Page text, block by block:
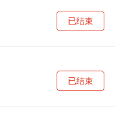
已结束
已结束